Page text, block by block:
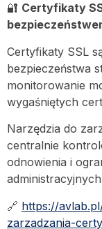
🔐 Certyfikaty
Certyfikaty SSL
bezpieczeństwa
monitorowanie
wygaśniętych
Narzędzia do
centralnie
odnowienia i
🔗 https://
zarzadzania-